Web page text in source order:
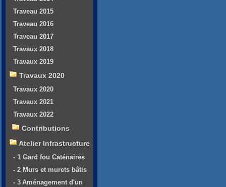
Traveau 2015
Traveau 2016
Traveau 2017
Travaux 2018
Travaux 2019
Travaux 2020
Travaux 2020
Travaux 2021
Travaux 2022
Contributions
Atelier Infrastructure
- 1 Gard fou Caténaires
- 2 Murs et murets bâtis
- 3 Aménagement d'un